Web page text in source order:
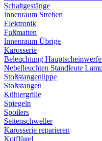
Schaltgestänge
Innenraum Streben
Elektronik
Fußmatten
Innenraum Übrige
Karosserie
Beleuchtung
Nebelleuchten Standleute
Stoßstangenlippe
Stoßstangen
Kühlergrille
Spiegeln
Spoilers
Seitenschweller
Karosserie reparieren
Kotflügel